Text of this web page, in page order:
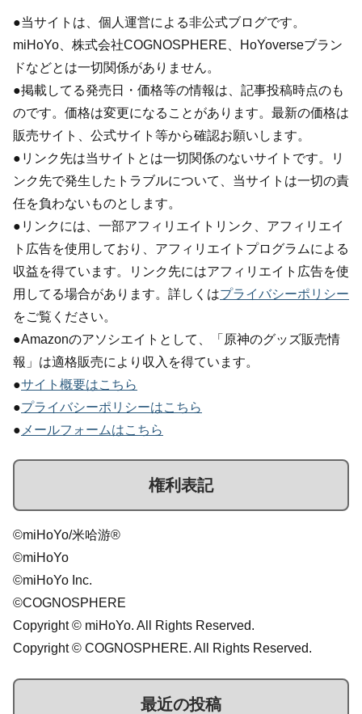
●当サイトは、個人運営による非公式ブログです。
miHoYo、株式会社COGNOSPHERE、HoYoverseブラン
ドなどとは一切関係がありません。
●掲載してる発売日・価格等の情報は、記事投稿時点のも
のです。価格は変更になることがあります。最新の価格は
販売サイト、公式サイト等から確認お願いします。
●リンク先は当サイトとは一切関係のないサイトです。リ
ンク先で発生したトラブルについて、当サイトは一切の責
任を負わないものとします。
●リンクには、一部アフィリエイトリンク、アフィリエイ
ト広告を使用しており、アフィリエイトプログラムによる
収益を得ています。リンク先にはアフィリエイト広告を使
用してる場合があります。詳しくはプライバシーポリシー
をご覧ください。
●Amazonのアソシエイトとして、「原神のグッズ販売情
報」は適格販売により収入を得ています。
●サイト概要はこちら
●プライバシーポリシーはこちら
● メールフォームはこちら
権利表記
©miHoYo/米哈游®
©miHoYo
©miHoYo Inc.
©COGNOSPHERE
Copyright © miHoYo. All Rights Reserved.
Copyright © COGNOSPHERE. All Rights Reserved.
最近の投稿